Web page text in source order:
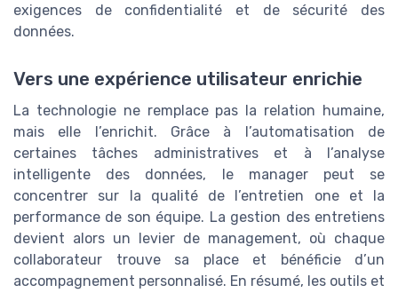
exigences de confidentialité et de sécurité des
données.
Vers une expérience utilisateur enrichie
La technologie ne remplace pas la relation humaine,
mais elle l’enrichit. Grâce à l’automatisation de
certaines tâches administratives et à l’analyse
intelligente des données, le manager peut se
concentrer sur la qualité de l’entretien one et la
performance de son équipe. La gestion des entretiens
devient alors un levier de management, où chaque
collaborateur trouve sa place et bénéficie d’un
accompagnement personnalisé. En résumé, les outils et